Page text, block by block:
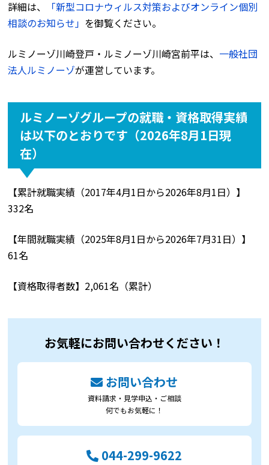
詳細は、
「新型コロナウィルス対策およびオンライン個別
相談のお知らせ」 を御覧ください。
ルミノーゾ川崎登戸・ルミノーゾ川崎宮前平は、 一般社団
法人ルミノーゾが運営しています。
ルミノーゾグループの就職・資格取得実績
は以下のとおりです（2026年8月1日現
在）
【累計就職実績（2017年4月1日から2026年8月1日）】
332名
【年間就職実績（2025年8月1日から2026年7月31日）】
61名
【資格取得者数】2,061名（累計）
お気軽にお問い合わせください！
お問い合わせ
資料請求・見学申込・ご相談
何でもお気軽に！
044-299-9622